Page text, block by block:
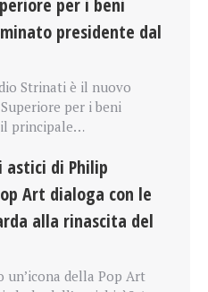
per i beni
presidente dal
Strinati è il nuovo
per i beni
principale…
astici di Philip
Art dialoga con le
alla rinascita del
un’icona della Pop Art